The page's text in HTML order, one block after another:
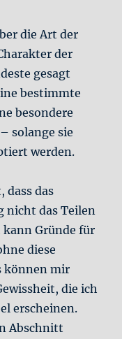
die Art der
der
gesagt
bestimmte
besondere
solange sie
werden.
dass das
nicht das Teilen
kann Gründe für
diese
können mir
die ich
erscheinen.
Abschnitt